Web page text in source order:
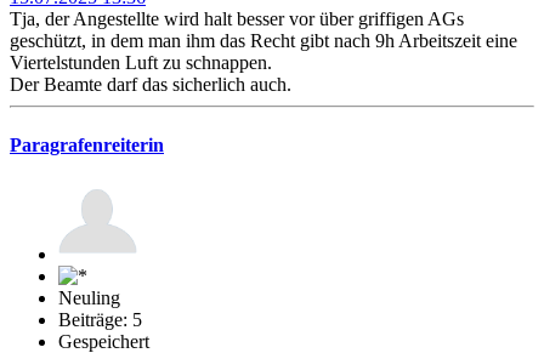
Tja, der Angestellte wird halt besser vor über griffigen AGs
geschützt, in dem man ihm das Recht gibt nach 9h Arbeitszeit eine
Viertelstunden Luft zu schnappen.
Der Beamte darf das sicherlich auch.
Paragrafenreiterin
Neuling
Beiträge: 5
Gespeichert